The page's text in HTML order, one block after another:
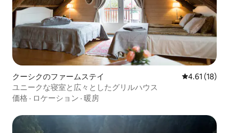
クーシクのファームステイ レビュー18
4.61 (18)
ユニークな寝室と広々としたグリルハウス
価格 · ロケーション · 暖房